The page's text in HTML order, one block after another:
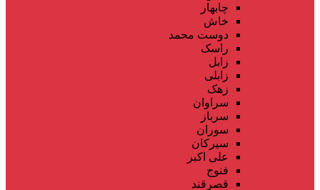
چابهار
خاش
دوست محمد
راسک
زابل
زابلی
زهک
سراوان
سرباز
سوران
سیرکان
علی اکبر
فنوج
قصرقند